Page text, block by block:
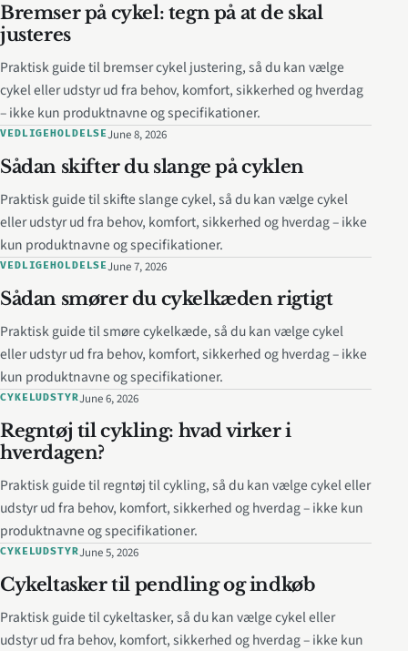
Bremser på cykel: tegn på at de skal
justeres
Praktisk guide til bremser cykel justering, så du kan vælge
cykel eller udstyr ud fra behov, komfort, sikkerhed og hverdag
– ikke kun produktnavne og specifikationer.
VEDLIGEHOLDELSEJune 8, 2026
Sådan skifter du slange på cyklen
Praktisk guide til skifte slange cykel, så du kan vælge cykel
eller udstyr ud fra behov, komfort, sikkerhed og hverdag – ikke
kun produktnavne og specifikationer.
VEDLIGEHOLDELSEJune 7, 2026
Sådan smører du cykelkæden rigtigt
Praktisk guide til smøre cykelkæde, så du kan vælge cykel
eller udstyr ud fra behov, komfort, sikkerhed og hverdag – ikke
kun produktnavne og specifikationer.
CYKELUDSTYRJune 6, 2026
Regntøj til cykling: hvad virker i
hverdagen?
Praktisk guide til regntøj til cykling, så du kan vælge cykel eller
udstyr ud fra behov, komfort, sikkerhed og hverdag – ikke kun
produktnavne og specifikationer.
CYKELUDSTYRJune 5, 2026
Cykeltasker til pendling og indkøb
Praktisk guide til cykeltasker, så du kan vælge cykel eller
udstyr ud fra behov, komfort, sikkerhed og hverdag – ikke kun